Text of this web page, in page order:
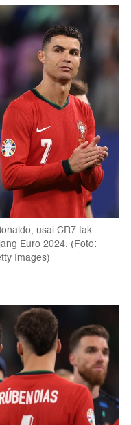
usai CR7 tak
Euro 2024. (Foto:
Images)